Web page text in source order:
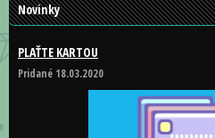
Novinky
PLAŤTE KARTOU
Pridané 18.03.2020